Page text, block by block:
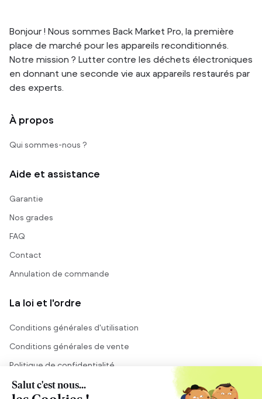
Bonjour ! Nous sommes Back Market Pro, la première
place de marché pour les appareils reconditionnés.
Notre mission ? Lutter contre les déchets électroniques
en donnant une seconde vie aux appareils restaurés par
des experts.
À propos
Qui sommes-nous ?
Aide et assistance
Garantie
Nos grades
FAQ
Contact
Annulation de commande
La loi et l'ordre
Conditions générales d'utilisation
Conditions générales de vente
Politique de confidentialité
Mentions légales